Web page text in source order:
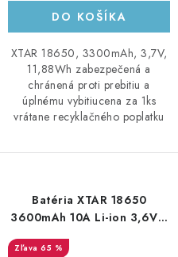
DO KOŠÍKA
XTAR 18650, 3300mAh, 3,7V,
11,88Wh zabezpečená a
chránená proti prebitiu a
úplnému vybitiucena za 1ks
vrátane recyklačného poplatku
Batéria XTAR 18650
3600mAh 10A Li-ion 3,6V s
ochranou
65 %